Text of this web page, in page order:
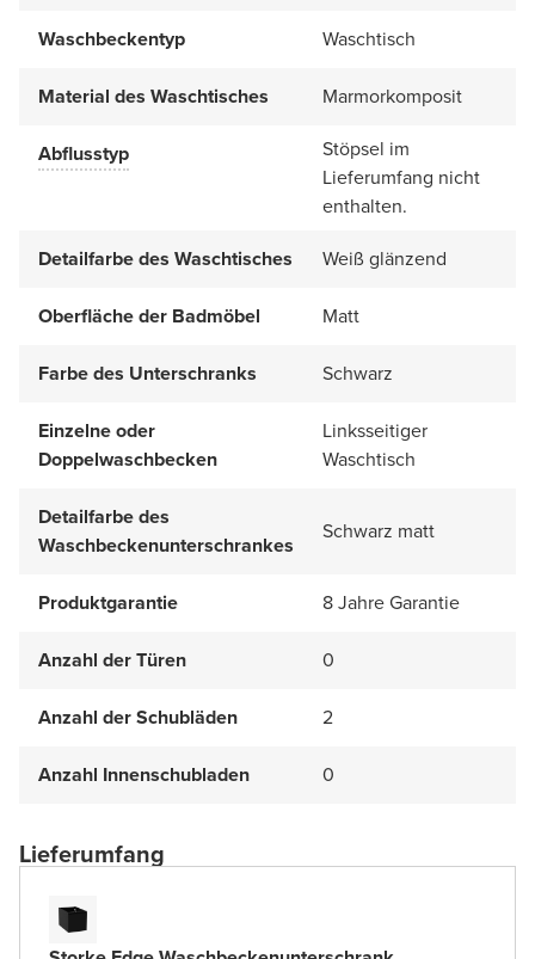
Waschbeckentyp Waschtisch
Material des Waschtisches Marmorkomposit
Abflusstyp
Stöpsel im
Lieferumfang nicht
enthalten.
Detailfarbe des Waschtisches
Weiß glänzend
Oberfläche der Badmöbel Matt
Farbe des Unterschranks Schwarz
Einzelne oder
Doppelwaschbecken
Linksseitiger
Waschtisch
Detailfarbe des
Waschbeckenunterschrankes
Schwarz matt
Produktgarantie 8 Jahre Garantie
Anzahl der Türen 0
Anzahl der Schubläden 2
Anzahl Innenschubladen 0
Lieferumfang